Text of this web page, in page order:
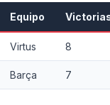
Equipo
Virtus 8
Barça 7